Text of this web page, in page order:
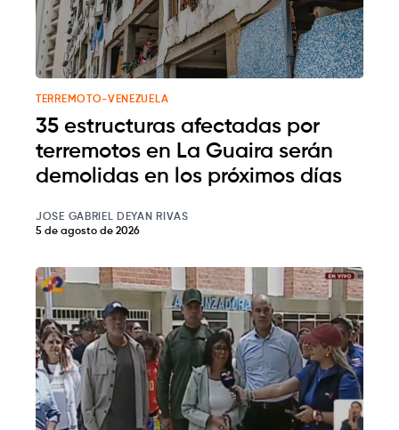
TERREMOTO-VENEZUELA
35 estructuras afectadas por
terremotos en La Guaira serán
demolidas en los próximos días
JOSE GABRIEL DEYAN RIVAS
5 de agosto de 2026